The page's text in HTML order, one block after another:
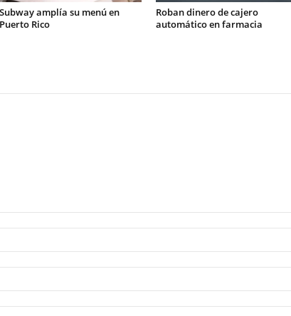
Subway amplía su menú en
Puerto Rico
Roban dinero de cajero
automático en farmacia